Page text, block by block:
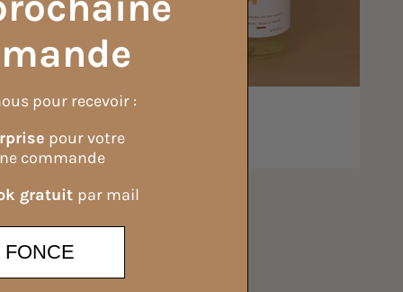
Offre Duo - Oranger en Fleurs
Prix de vente
44,00 €Prix normal
50,00 €
pour recevoir :
pour votre
commande
gratuit par mail
FONCE